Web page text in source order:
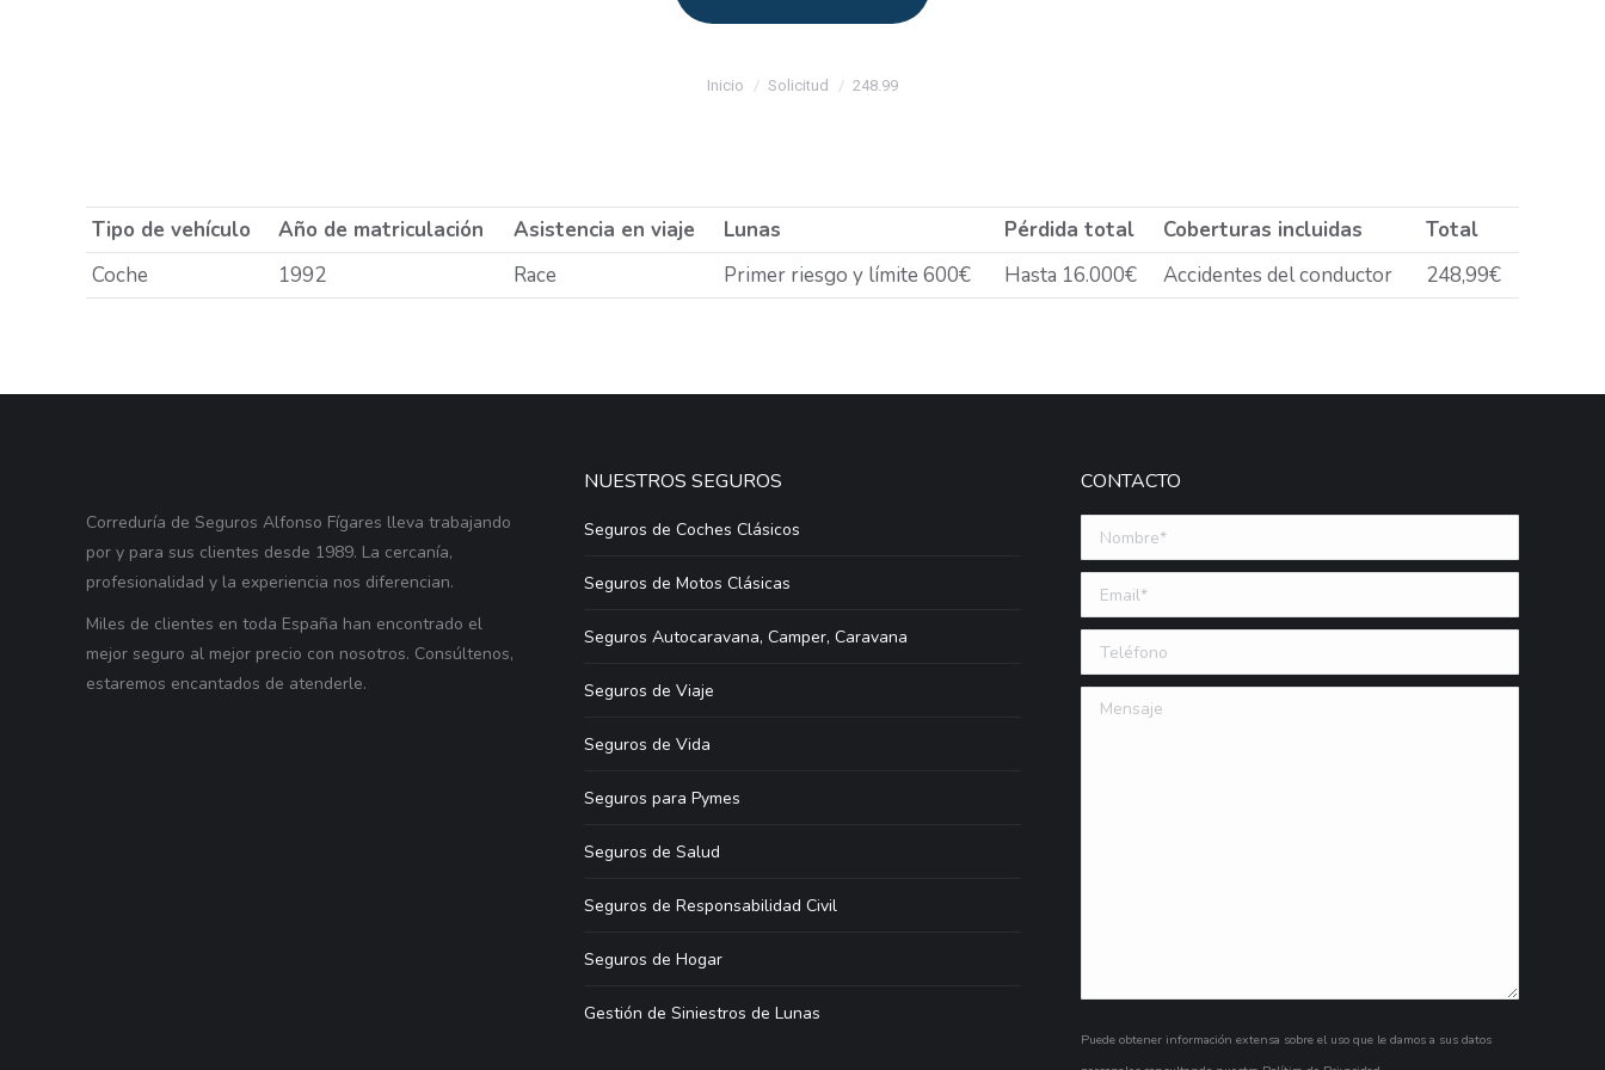
Estás aquí:
Inicio Solicitud 248.99
Tipo de vehículo Año de matriculación Asistencia en viaje Lunas Pérdida total Coberturas incluidas
Total
Coche
1992 Race Primer riesgo y límite 600€ Hasta 16.000€ Accidentes del conductor 248,99€
Correduría de Seguros Alfonso Fígares lleva trabajando
por y para sus clientes desde 1989. La cercanía,
profesionalidad y la experiencia nos diferencian.
Miles de clientes en toda España han encontrado el
mejor seguro al mejor precio con nosotros. Consúltenos,
estaremos encantados de atenderle.
NUESTROS SEGUROS
Seguros de Coches Clásicos
Seguros de Motos Clásicas
Seguros Autocaravana, Camper, Caravana
Seguros de Viaje
Seguros de Vida
Seguros para Pymes
Seguros de Salud
Seguros de Responsabilidad Civil
Seguros de Hogar
Gestión de Siniestros de Lunas
CONTACTO
Nombre *
Email (requerido)
Teléfono
Mensaje
Puede obtener información extensa sobre el uso que le damos a sus datos